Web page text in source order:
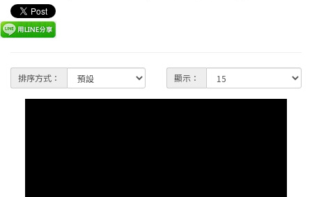
排序方式： 顯示：